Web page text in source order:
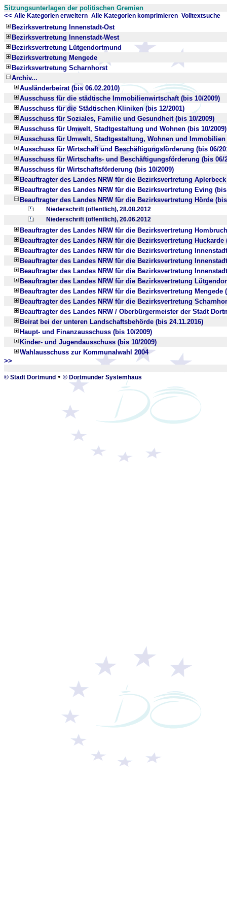
Sitzungsunterlagen der politischen Gremien
<< Alle Kategorien erweitern Alle Kategorien komprimieren Volltextsuche
Bezirksvertretung Innenstadt-Ost
Bezirksvertretung Innenstadt-West
Bezirksvertretung Lütgendortmund
Bezirksvertretung Mengede
Bezirksvertretung Scharnhorst
Archiv...
Ausländerbeirat (bis 06.02.2010)
Ausschuss für die städtische Immobilienwirtschaft (bis 10/2009)
Ausschuss für die Städtischen Kliniken (bis 12/2001)
Ausschuss für Soziales, Familie und Gesundheit (bis 10/2009)
Ausschuss für Umwelt, Stadtgestaltung und Wohnen (bis 10/2009)
Ausschuss für Umwelt, Stadtgestaltung, Wohnen und Immobilien
Ausschuss für Wirtschaft und Beschäftigungsförderung (bis 06/
Ausschuss für Wirtschafts- und Beschäftigungsförderung (bis 06/
Ausschuss für Wirtschaftsförderung (bis 10/2009)
Beauftragter des Landes NRW für die Bezirksvertretung Aplerbeck
Beauftragter des Landes NRW für die Bezirksvertretung Eving (bis
Beauftragter des Landes NRW für die Bezirksvertretung Hörde (bis
Niederschrift (öffentlich), 28.08.2012
Niederschrift (öffentlich), 26.06.2012
Beauftragter des Landes NRW für die Bezirksvertretung
Beauftragter des Landes NRW für die Bezirksvertretung Huckarde
Beauftragter des Landes NRW für die Bezirksvertretung
Beauftragter des Landes NRW für die Bezirksvertretung
Beauftragter des Landes NRW für die Bezirksvertretung
Beauftragter des Landes NRW für die Bezirksvertretung
Beauftragter des Landes NRW für die Bezirksvertretung Mengede
Beauftragter des Landes NRW für die Bezirksvertretung
Beauftragter des Landes NRW / Oberbürgermeister der Stadt
Beirat bei der unteren Landschaftsbehörde (bis 24.11.2016)
Haupt- und Finanzausschuss (bis 10/2009)
Kinder- und Jugendausschuss (bis 10/2009)
Wahlausschuss zur Kommunalwahl 2004
>>
© Stadt Dortmund • © Dortmunder Systemhaus